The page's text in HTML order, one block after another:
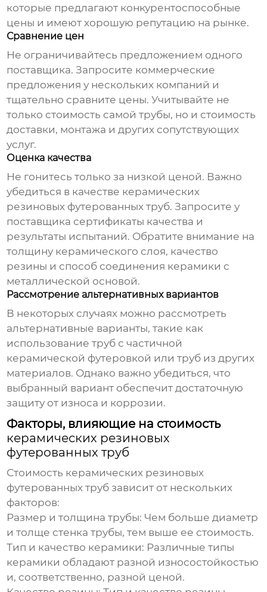
которые предлагают конкурентоспособные
цены и имеют хорошую репутацию на рынке.
Сравнение цен
Не ограничивайтесь предложением одного
поставщика. Запросите коммерческие
предложения у нескольких компаний и
тщательно сравните цены. Учитывайте не
только стоимость самой трубы, но и стоимость
доставки, монтажа и других сопутствующих
услуг.
Оценка качества
Не гонитесь только за низкой ценой. Важно
убедиться в качестве керамических
резиновых футерованных труб. Запросите у
поставщика сертификаты качества и
результаты испытаний. Обратите внимание на
толщину керамического слоя, качество
резины и способ соединения керамики с
металлической основой.
Рассмотрение альтернативных вариантов
В некоторых случаях можно рассмотреть
альтернативные варианты, такие как
использование труб с частичной
керамической футеровкой или труб из других
материалов. Однако важно убедиться, что
выбранный вариант обеспечит достаточную
защиту от износа и коррозии.
Факторы, влияющие на стоимость
керамических резиновых
футерованных труб
Стоимость керамических резиновых
футерованных труб зависит от нескольких
факторов:
Размер и толщина трубы: Чем больше диаметр
и толще стенка трубы, тем выше ее стоимость.
Тип и качество керамики: Различные типы
керамики обладают разной износостойкостью
и, соответственно, разной ценой.